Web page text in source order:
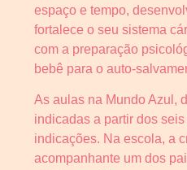
espaço e tempo,
fortalece o seu sistema
com a preparação
bebê para o auto-
As aulas na Mundo Azul,
indicadas a partir dos
indicações. Na escola, a
acompanhante um dos